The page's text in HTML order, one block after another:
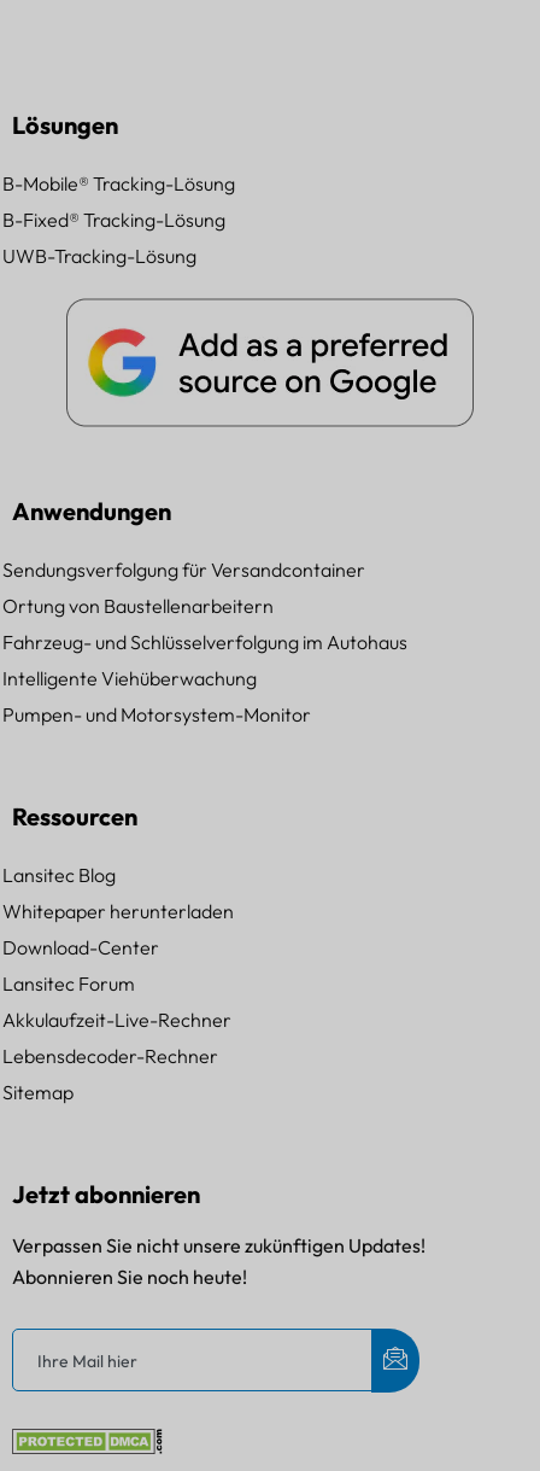
Lösungen
B-Mobile® Tracking-Lösung
B-Fixed® Tracking-Lösung
UWB-Tracking-Lösung
Anwendungen
Sendungsverfolgung für Versandcontainer
Ortung von Baustellenarbeitern
Fahrzeug- und Schlüsselverfolgung im Autohaus
Intelligente Viehüberwachung
Pumpen- und Motorsystem-Monitor
Ressourcen
Lansitec Blog
Whitepaper herunterladen
Download-Center
Lansitec Forum
Akkulaufzeit-Live-Rechner
Lebensdecoder-Rechner
Sitemap
Jetzt abonnieren
Verpassen Sie nicht unsere zukünftigen Updates!
Abonnieren Sie noch heute!